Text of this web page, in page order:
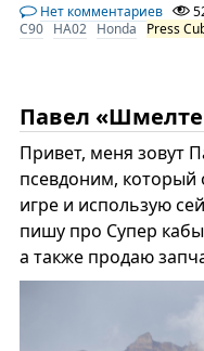
Нет комментариев
C90 HA02 Honda Press
Павел
Привет, меня зовут
псевдоним,
игре и использую
пишу про Супер
а также продаю